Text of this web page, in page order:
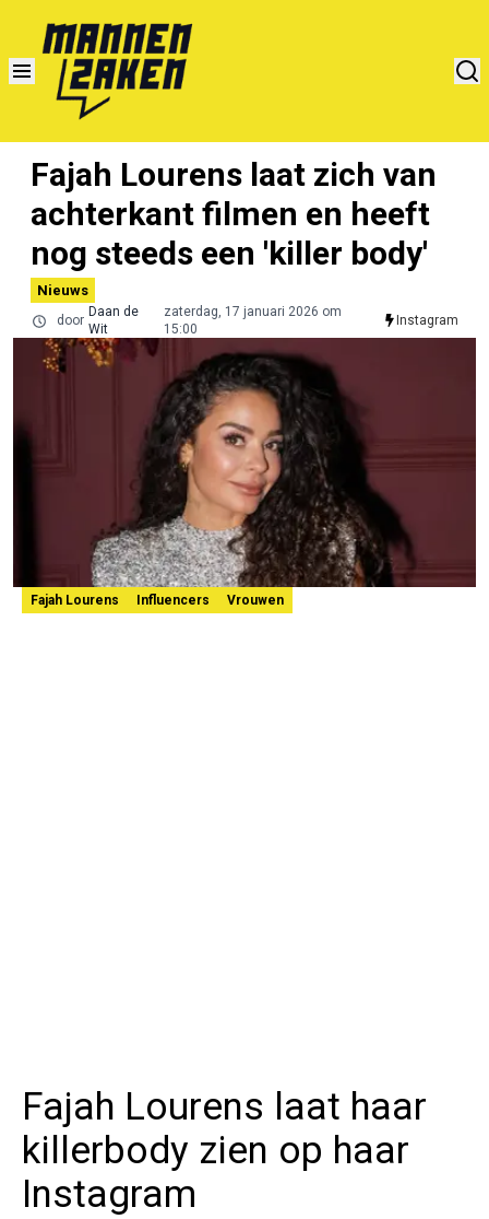
Fajah Lourens laat zich van
achterkant filmen en heeft
nog steeds een 'killer body'
Nieuws
door
Daan de
Wit
zaterdag, 17 januari 2026 om
15:00
Instagram
Fajah Lourens Influencers Vrouwen
Fajah Lourens laat haar
killerbody zien op haar
Instagram